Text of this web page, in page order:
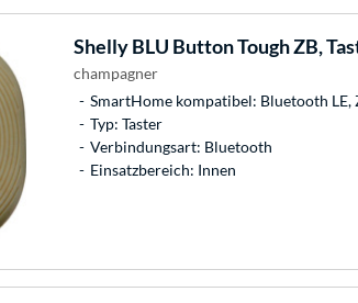
ShellyBLU Button Tough ZB,
champagner
SmartHome kompatibel: Bluetooth LE,
Typ: Taster
Verbindungsart: Bluetooth
Einsatzbereich: Innen